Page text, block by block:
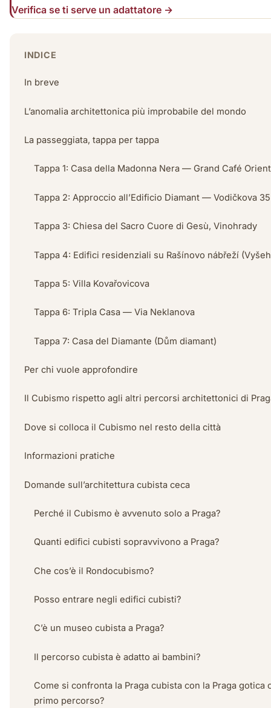
Verifica se ti serve un adattatore →
INDICE
In breve
L’anomalia architettonica più improbabile del mondo
La passeggiata, tappa per tappa
Tappa 1: Casa della Madonna Nera — Grand Café Orient
Tappa 2: Approccio all’Edificio Diamant — Vodičkova 35
Tappa 3: Chiesa del Sacro Cuore di Gesù, Vinohrady
Tappa 4: Edifici residenziali su Rašínovo nábřeží
Tappa 5: Villa Kovařovicova
Tappa 6: Tripla Casa — Via Neklanova
Tappa 7: Casa del Diamante (Dům diamant)
Per chi vuole approfondire
Il Cubismo rispetto agli altri percorsi architettonici di
Dove si colloca il Cubismo nel resto della città
Informazioni pratiche
Domande sull’architettura cubista ceca
Perché il Cubismo è avvenuto solo a Praga?
Quanti edifici cubisti sopravvivono a Praga?
Che cos’è il Rondocubismo?
Posso entrare negli edifici cubisti?
C’è un museo cubista a Praga?
Il percorso cubista è adatto ai bambini?
Come si confronta la Praga cubista con la Praga gotica
primo percorso?